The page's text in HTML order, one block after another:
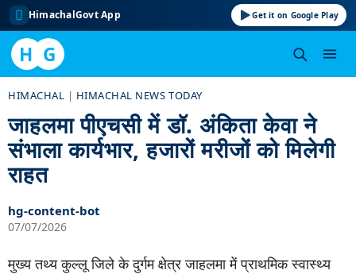
HimachalGovt App Get it on Google Play
H G
content
HIMACHAL | HIMACHAL NEWS TODAY
जाहलमा पीएचसी में डॉ. अंकिता केवा ने
संभाला कार्यभार, हजारों मरीजों को मिलेगी
राहत
hg-content-bot
07/07/2026
मुख्य तथ्य कुल्लू जिले के दुर्गम क्षेत्र जाहलमा में प्राथमिक स्वास्थ्य